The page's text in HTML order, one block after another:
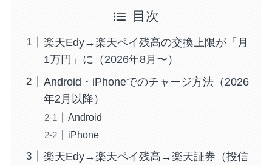
目次
楽天Edy→楽天ペイ残高の交換上限が「月
1万円」に（2026年8月〜）
Android・iPhoneでのチャージ方法（2026
年2月以降）
Android
iPhone
楽天Edy→楽天ペイ残高→楽天証券（投信